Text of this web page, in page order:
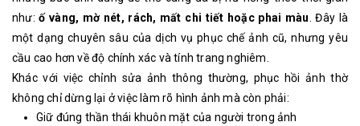
như:ố vàng, mờ nét, rách, mất chi tiết hoặc phai màu. Đây là
một dạng chuyên sâu của dịch vụ phục chế ảnh cũ, nhưng yêu
cầu cao hơn về độ chính xác và tính trang nghiêm.
Khác với việc chỉnh sửa ảnh thông thường, phục hồi ảnh thờ
không chỉ dừng lại ở việc làm rõ hình ảnh mà còn phải:
Giữ đúng thần thái khuôn mặt của người trong ảnh